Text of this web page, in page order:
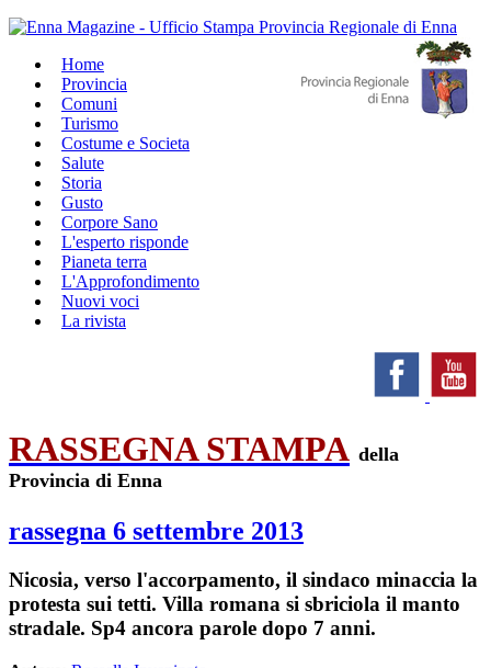
Home
Provincia
Comuni
Turismo
Costume e Societa
Salute
Storia
Gusto
Corpore Sano
L'esperto risponde
Pianeta terra
L'Approfondimento
Nuovi voci
La rivista
RASSEGNA STAMPA della
Provincia di Enna
rassegna 6 settembre 2013
Nicosia, verso l'accorpamento, il sindaco minaccia la
protesta sui tetti. Villa romana si sbriciola il manto
stradale. Sp4 ancora parole dopo 7 anni.